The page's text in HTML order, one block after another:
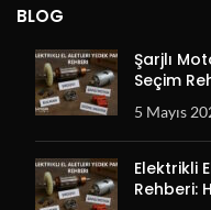
BLOG
Şarjlı
Seçim
5 Mayıs
Elektrikli
Rehberi: